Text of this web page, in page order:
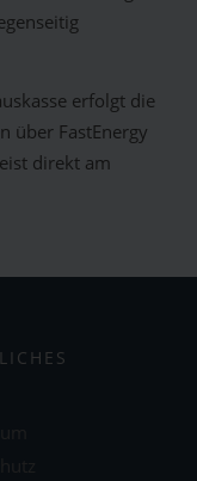
erfolgt die
über FastEnergy
direkt am